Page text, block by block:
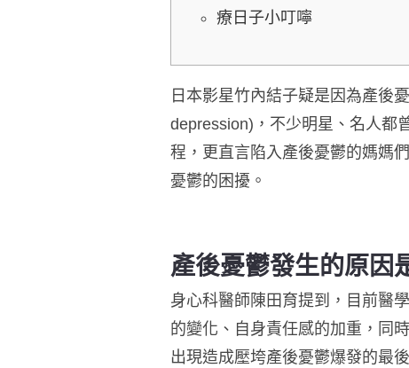
療日子小叮嚀
日本影星竹內結子疑是因為產後
depression) ，不少明星、名人都
程，更直言陷入產後憂鬱的媽媽
憂鬱的困擾。
產後憂鬱發生的原因
身心科醫師陳田育提到，目前醫
的變化、自身責任感的加重，同
出現造成壓垮產後憂鬱爆發的最